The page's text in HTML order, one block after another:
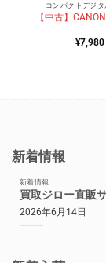
コンパクトデジ
【中古】
¥7,980
新着情報
新着情報
買取ジロー直販
2026年6月14日